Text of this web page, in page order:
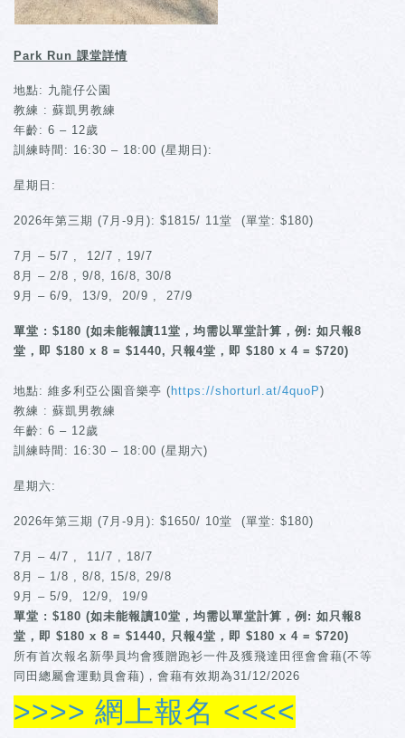
Park Run 課堂詳情
地點: 九龍仔公園
教練 : 蘇凱男教練
年齡: 6 – 12歲
訓練時間: 16:30 – 18:00 (星期日):
星期日:
2026年第三期 (7月-9月): $1815/ 11堂 (單堂: $180)
7月 – 5/7 , 12/7 , 19/7
8月 – 2/8 , 9/8, 16/8, 30/8
9月 – 6/9, 13/9, 20/9 , 27/9
單堂 : $180 (如未能報讀11堂，均需以單堂計算，例: 如只報8
堂，即 $180 x 8 = $1440, 只報4堂，即 $180 x 4 = $720)
地點: 維多利亞公園音樂亭 ( https://shorturl.at/4quoP)
教練 : 蘇凱男教練
年齡: 6 – 12歲
訓練時間: 16:30 – 18:00 (星期六)
星期六:
2026年第三期 (7月-9月): $1650/ 10堂 (單堂: $180)
7月 – 4/7 , 11/7 , 18/7
8月 – 1/8 , 8/8, 15/8, 29/8
9月 – 5/9, 12/9, 19/9
單堂 : $180 (如未能報讀10堂，均需以單堂計算，例: 如只報8
堂，即 $180 x 8 = $1440, 只報4堂，即 $180 x 4 = $720)
所有首次報名新學員均會獲贈跑衫一件及獲飛達田徑會會藉(不等
同田總屬會運動員會藉)，會藉有效期為31/12/2026
>>>> 網上報名 <<<<